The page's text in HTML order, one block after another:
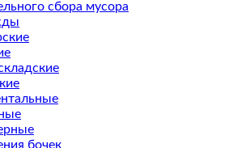
сбора мусора
бочек